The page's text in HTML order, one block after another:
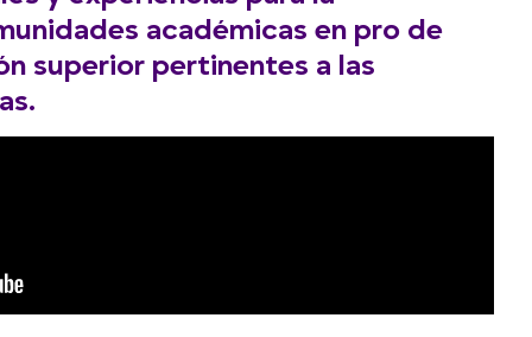
académicas en pro de
superior pertinentes a las